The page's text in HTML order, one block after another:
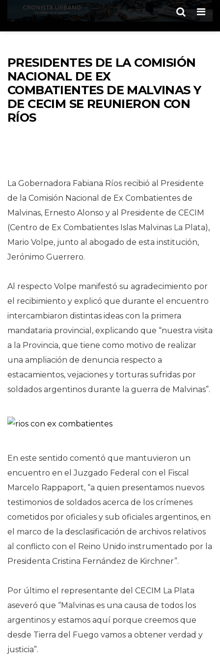
PRESIDENTES DE LA COMISIÓN
NACIONAL DE EX
COMBATIENTES DE MALVINAS Y
DE CECIM SE REUNIERON CON
RÍOS
La Gobernadora Fabiana Ríos recibió al Presidente
de la Comisión Nacional de Ex Combatientes de
Malvinas, Ernesto Alonso y al Presidente de CECIM
(Centro de Ex Combatientes Islas Malvinas La Plata),
Mario Volpe, junto al abogado de esta institución,
Jerónimo Guerrero.
Al respecto Volpe manifestó su agradecimiento por
el recibimiento y explicó que durante el encuentro
intercambiaron distintas ideas con la primera
mandataria provincial, explicando que “nuestra visita
a la Provincia, que tiene como motivo de realizar
una ampliación de denuncia respecto a
estacamientos, vejaciones y torturas sufridas por
soldados argentinos durante la guerra de Malvinas”.
En este sentido comentó que mantuvieron un
encuentro en el Juzgado Federal con el Fiscal
Marcelo Rappaport, “a quien presentamos nuevos
testimonios de soldados acerca de los crímenes
cometidos por oficiales y sub oficiales argentinos, en
el marco de la desclasificación de archivos relativos
al conflicto con el Reino Unido instrumentado por la
Presidenta Cristina Fernández de Kirchner”.
Por último el representante del CECIM La Plata
aseveró que “Malvinas es una causa de todos los
argentinos y estamos aquí porque creemos que
desde Tierra del Fuego vamos a obtener verdad y
justicia”.